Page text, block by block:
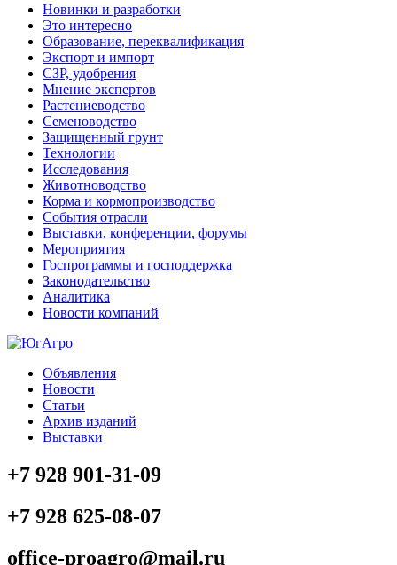
Новинки и разработки
Это интересно
Образование, переквалификация
Экспорт и импорт
СЗР, удобрения
Мнение экспертов
Растениеводство
Семеноводство
Защищенный грунт
Технологии
Исследования
Животноводство
Корма и кормопроизводство
События отрасли
Выставки, конференции, форумы
Мероприятия
Госпрограммы и господдержка
Законодательство
Аналитика
Новости компаний
Объявления
Новости
Статьи
Архив изданий
Выставки
+7 928 901-31-09
+7 928 625-08-07
office-proagro@mail.ru